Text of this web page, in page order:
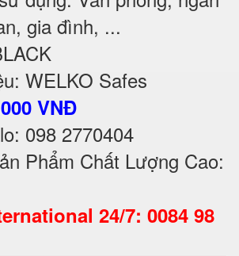
gia đình, ...
WELKO Safes
VNĐ
098 2770404
Phẩm Chất Lượng Cao:
24/7: 0084 98